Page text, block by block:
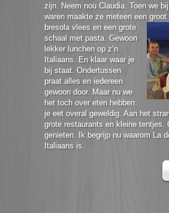
zijn. Neem nou Claudia. Toen we
waren maakte ze meteen een groot
bresola vlees en een grote
schaal met pasta. Gewoon
lekker lunchen op z’n
Italiaans. En klaar waar je
bij staat. Ondertussen
praat alles en iedereen
gewoon door. Maar nu we
het toch over eten hebben:
je eet overal geweldig. Aan het
grote restaurants en kleine tentjes.
genieten. Ik begrijp nu waarom La
Italiaans is.